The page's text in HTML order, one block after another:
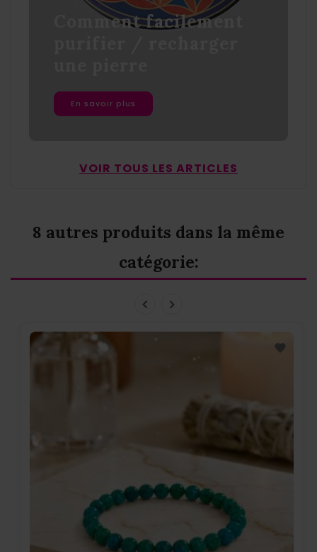
Comment facilement
En savoir plus
VOIR TOUS LES ARTICLES
8 autres produits dans la même
catégorie: